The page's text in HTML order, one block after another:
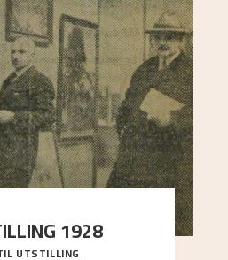
1928
i 1928, tok vennene Moritz
UTSTILLING